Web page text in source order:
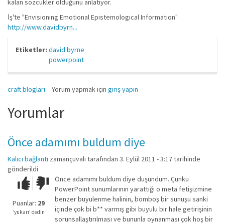
kalan sözcükler olduğunu anlatıyor.
İş'te "Envisioning Emotional Epistemological Information"
http://www.davidbyrn...
Etiketler: david byrne
powerpoint
craft blogları Yorum yapmak için giriş yapın
Yorumlar
Önce adamımı buldum diye
Kalıcı bağlantı zamançuvalı tarafından 3. Eylül 2011 - 3:17 tarihinde
gönderildi
Çok iyi!O
kadar
iyi
değil!
Puanlar: 29
‘yukarı’ dedin
Önce adamımı buldum diye duşundum. Çunku
PowerPoint sunumlarının yarattığı o meta fetişizmine
benzer buyulenme halinin, bomboş bir sunuşu sanki
içinde çok bi b** varmış gibi buyulu bir hale getirişinin
sorunsallaştırılması ve bununla oynanması çok hoş bir